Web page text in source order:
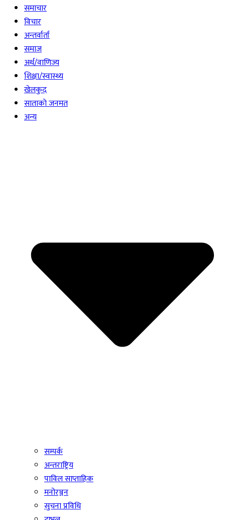
समाचार
विचार
अन्तर्वार्ता
समाज
अर्थ/वाणिज्य
शिक्षा/स्वास्थ्य
खेलकुद
साताकाे जनमत
अन्य
सम्पर्क
अन्तराष्ट्रिय
पाविल साप्ताहिक
मनोरञ्जन
सुचना प्रविधि